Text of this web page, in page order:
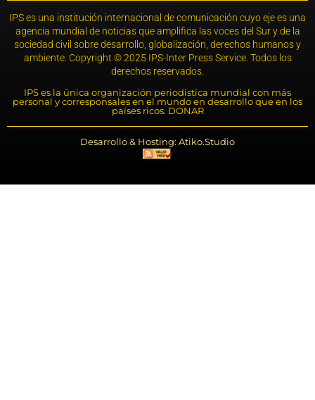
IPS es una institución internacional de comunicación cuyo eje es una
agencia mundial de noticias que amplifica las voces del Sur y de la
sociedad civil sobre desarrollo, globalización, derechos humanos y
ambiente. Copyright © 2025 IPS-Inter Press Service. Todos los
derechos reservados.
IPS es la única organización periodística mundial con más
personal y corresponsales en el mundo en desarrollo que en los
países ricos. DONAR
Desarrollo & Hosting: Atiko.Studio